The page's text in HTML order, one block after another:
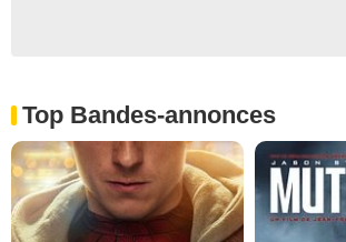
Top Bandes-annonces